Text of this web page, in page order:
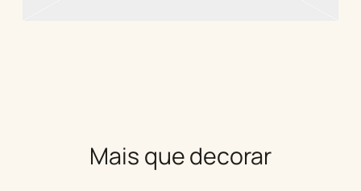
Mais que decorar